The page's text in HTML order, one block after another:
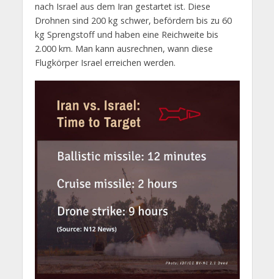
nach Israel aus dem Iran gestartet ist. Diese
Drohnen sind 200 kg schwer, befördern bis zu 60
kg Sprengstoff und haben eine Reichweite bis
2.000 km. Man kann ausrechnen, wann diese
Flugkörper Israel erreichen werden.